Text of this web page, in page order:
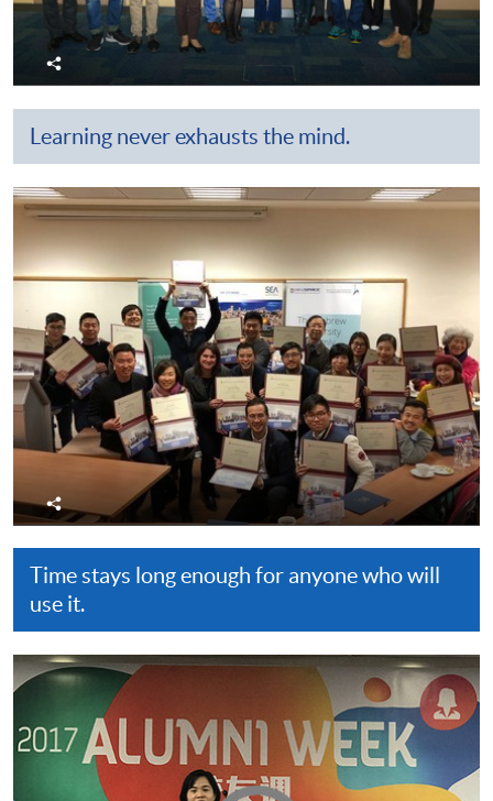
享
Learning never exhausts the mind.
享
Time stays long enough for anyone who will
use it.